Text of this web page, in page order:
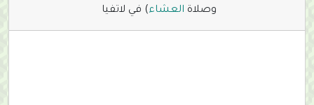
وصلاة العشاء) في لاتفيا